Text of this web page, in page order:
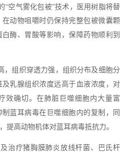
“空气雾化包被”技术，医用树脂将替
动物咀嚼时仍保持完整包被微囊颗
酶、胃酸等影响，保障药物顺利到
，组织穿透力强，组织分布及细胞分
乳腺组织浓度远高于血液浓度，对
效确切。在肺脏巨噬细胞内大量富
蓝耳病毒在巨噬细胞内的复制，同
提高动物机体对蓝耳病毒抵抗力。
治疗猪胸膜肺炎放线杆菌、巴氏杆